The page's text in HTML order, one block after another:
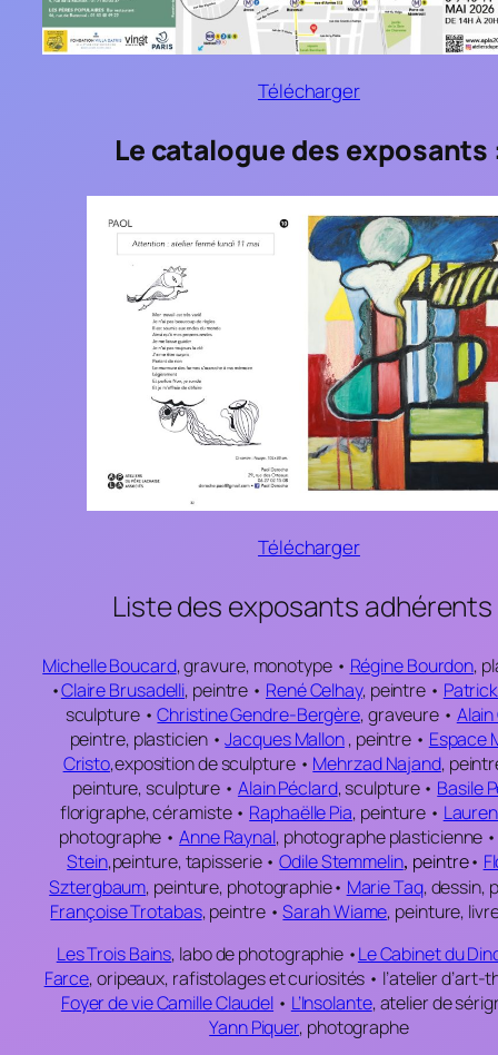
Télécharger
Le catalogue des exposants
Télécharger
Liste des exposants adhérents
Michelle Boucard,gravure, monotype• Régine Bourdon,
•Claire Brusadelli, peintre • René Celhay, peintre •
sculpture•Christine Gendre-Bergère, graveure • Alain
peintre, plasticien•Jacques Mallon, peintre • Espace
Cristo,exposition de sculpture• Mehrzad Najand,
peinture, sculpture • Alain Péclard, sculpture• Basile
florigraphe, céramiste• Raphaëlle Pia, peinture •
photographe •Anne Raynal, photographe plasticienne
Stein,peinture, tapisserie•Odile Stemmelin, peintre•
Sztergbaum, peinture, photographie• Marie Taq,dessin,
Françoise Trotabas,peintre•Sarah Wiame, peinture,
Les Trois Bains, labo de photographie •Le Cabinet du
Farce,oripeaux, rafistolages et curiosités • l’atelier d’art-
Foyer de vie Camille Claudel • L’Insolante,atelier de
Yann Piquer, photographe